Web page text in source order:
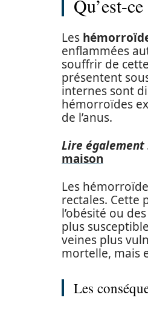
Qu’est-
Les
enflammées
souffrir de
présentent
internes sont
hémorroïdes
de l’anus.
Lire également
maison
Les
rectales. Cette
l’obésité ou
plus
veines plus
mortelle, mais
Les